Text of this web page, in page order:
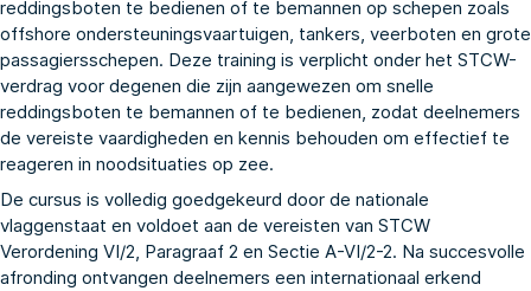
reddingsboten te bedienen of te bemannen op schepen zoals
offshore ondersteuningsvaartuigen, tankers, veerboten en grote
passagiersschepen. Deze training is verplicht onder het STCW-
verdrag voor degenen die zijn aangewezen om snelle
reddingsboten te bemannen of te bedienen, zodat deelnemers
de vereiste vaardigheden en kennis behouden om effectief te
reageren in noodsituaties op zee.
De cursus is volledig goedgekeurd door de nationale
vlaggenstaat en voldoet aan de vereisten van STCW
Verordening VI/2, Paragraaf 2 en Sectie A-VI/2-2. Na succesvolle
afronding ontvangen deelnemers een internationaal erkend